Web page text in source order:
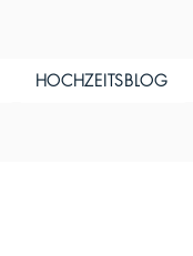
HOCHZEITSBLOG